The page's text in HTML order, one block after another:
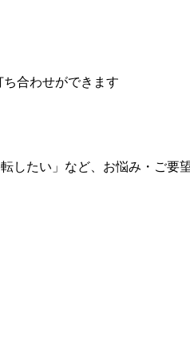
合わせができます
したい」など、お悩み・ご